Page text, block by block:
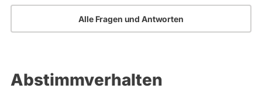
Alle Fragen und Antworten
Abstimmverhalten